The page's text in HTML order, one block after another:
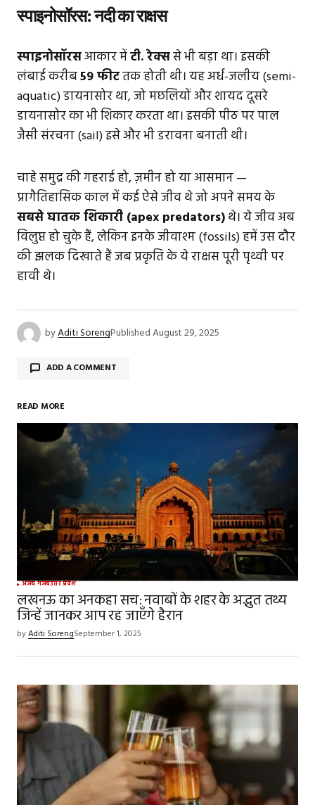
स्पाइनोसॉरस: नदी का राक्षस
स्पाइनोसॉरसआकार मेंटी. रेक्ससे भी बड़ा था। इसकी
लंबाई करीब59 फीटतक होती थी। यह अर्ध-जलीय (semi-
aquatic) डायनासोर था, जो मछलियों और शायद दूसरे
डायनासोर का भी शिकार करता था। इसकी पीठ पर पाल
जैसी संरचना (sail) इसे और भी डरावना बनाती थी।
चाहे समुद्र की गहराई हो, ज़मीन हो या आसमान —
प्रागैतिहासिक काल में कई ऐसे जीव थे जो अपने समय के
सबसे घातक शिकारी (apex predators)थे। ये जीव अब
विलुप्त हो चुके हैं, लेकिन इनके जीवाश्म (fossils) हमें उस दौर
की झलक दिखाते हैं जब प्रकृति के ये राक्षस पूरी पृथ्वी पर
हावी थे।
byAditi SorengPublishedAugust 29, 2025
ADD A COMMENT
Your email address will not be published.Required
fields are marked*
Comment
Your E-mail*
browser for the next time I comment.
SUBMIT COMMENT
READ MORE
अजब गजबउत्तर प्रदेश
लखनऊ का अनकहा सच: नवाबों के शहर के अद्भुत तथ्य
जिन्हें जानकर आप रह जाएँगे हैरान
byAditi SorengSeptember 1, 2025